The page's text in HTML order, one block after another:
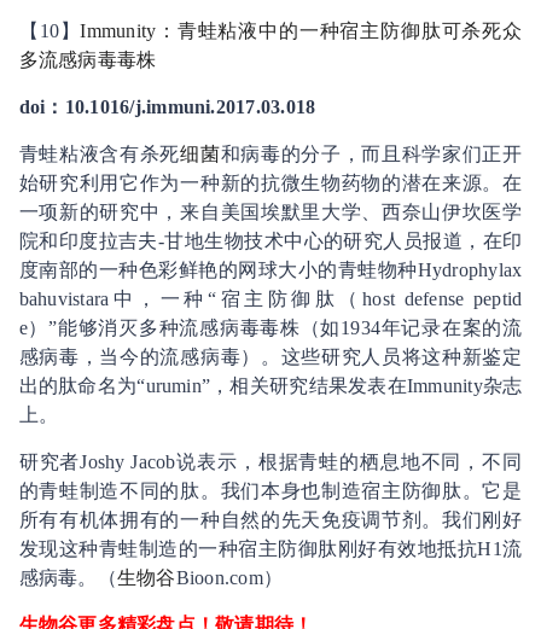
【10】Immunity：青蛙粘液中的一种宿主防御肽可杀死众
多流感病毒毒株
doi：10.1016/j.immuni.2017.03.018
青蛙粘液含有杀死细菌和病毒的分子，而且科学家们正开
始研究利用它作为一种新的抗微生物药物的潜在来源。在
一项新的研究中，来自美国埃默里大学、西奈山伊坎医学
院和印度拉吉夫-甘地生物技术中心的研究人员报道，在印
度南部的一种色彩鲜艳的网球大小的青蛙物种Hydrophylax
bahuvistara中，一种“宿主防御肽（host defense peptid
e）”能够消灭多种流感病毒毒株（如1934年记录在案的流
感病毒，当今的流感病毒）。这些研究人员将这种新鉴定
出的肽命名为“urumin”，相关研究结果发表在Immunity杂志
上。
研究者Joshy Jacob说表示，根据青蛙的栖息地不同，不同
的青蛙制造不同的肽。我们本身也制造宿主防御肽。它是
所有有机体拥有的一种自然的先天免疫调节剂。我们刚好
发现这种青蛙制造的一种宿主防御肽刚好有效地抵抗H1流
感病毒。（生物谷Bioon.com）